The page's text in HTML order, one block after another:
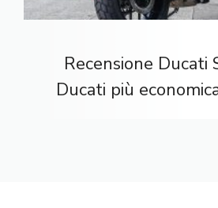
Recensione Ducati
Ducati più